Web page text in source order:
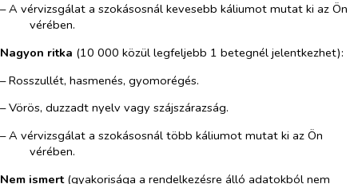
– A vérvizsgálat a szokásosnál kevesebb káliumot mutat ki az Ön
vérében.
Nagyon ritka (10 000 közül legfeljebb 1 betegnél jelentkezhet):
– Rosszullét, hasmenés, gyomorégés.
– Vörös, duzzadt nyelv vagy szájszárazság.
– A vérvizsgálat a szokásosnál több káliumot mutat ki az Ön
vérében.
Nem ismert(gyakorisága a rendelkezésre álló adatokból nem